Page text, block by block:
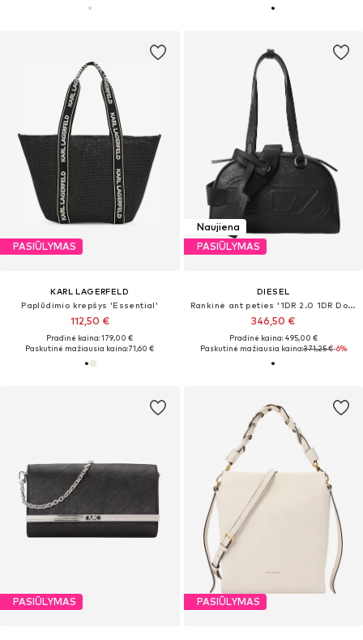
PASIŪLYMAS
KARL LAGERFELD
Paplūdimio krepšys 'Essential'
112,50 €
Pradinė kaina: 179,00 €
Paskutinė mažiausia kaina:71,60 €
Naujiena
PASIŪLYMAS
DIESEL
Rankinė ant peties '1DR 2.0 1DR Dome'
346,50 €
Pradinė kaina: 495,00 €
Paskutinė mažiausia kaina:371,25 €-6%
PASIŪLYMAS PASIŪLYMAS